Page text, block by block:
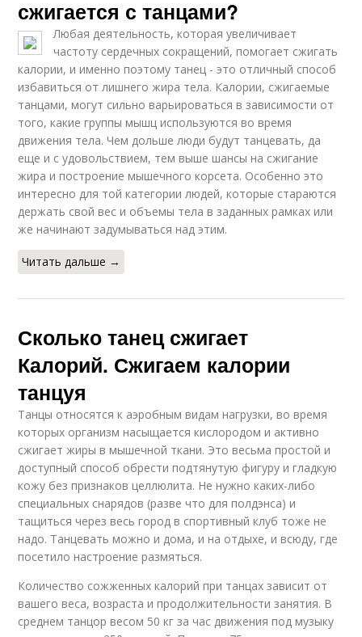
сжигается с танцами?
Любая деятельность, которая увеличивает
частоту сердечных сокращений, помогает сжигать
калории, и именно поэтому танец - это отличный способ
избавиться от лишнего жира тела. Калории, сжигаемые
танцами, могут сильно варьироваться в зависимости от
того, какие группы мышц используются во время
движения тела. Чем дольше люди будут танцевать, да
еще и с удовольствием, тем выше шансы на сжигание
жира и построение мышечного корсета. Особенно это
интересно для той категории людей, которые стараются
держать свой вес и объемы тела в заданных рамках или
же начинают задумываться над этим.
Читать дальше →
Сколько танец сжигает
Калорий. Сжигаем калории
танцуя
Танцы относятся к аэробным видам нагрузки, во время
которых организм насыщается кислородом и активно
сжигает жиры в мышечной ткани. Это весьма простой и
доступный способ обрести подтянутую фигуру и гладкую
кожу без признаков целлюлита. Не нужно каких-либо
специальных снарядов (разве что для полдэнса) и
тащиться через весь город в спортивный клуб тоже не
надо. Танцевать можно и дома, и на отдыхе, и всюду, где
посетило настроение размяться.
Количество сожженных калорий при танцах зависит от
вашего веса, возраста и продолжительности занятия. В
среднем танцор весом 50 кг за час движения под музыку